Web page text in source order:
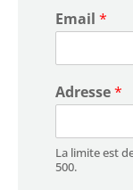
Email *
Adresse*
La limite est
500.